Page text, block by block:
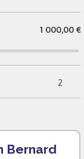
1 000,00 €
2
Bernard